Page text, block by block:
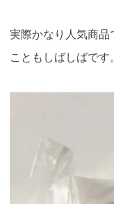
実際かなり人気商品
こともしばしばです。